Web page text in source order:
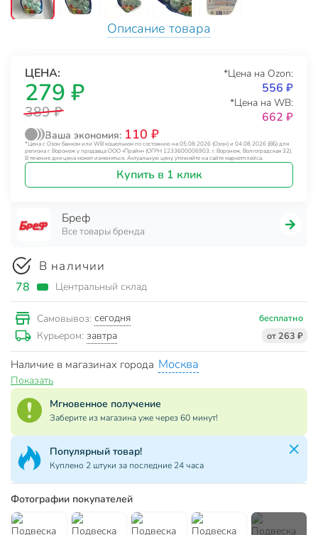
Описание товара
ЦЕНА:
279 ₽
389 ₽
*Цена на Ozon:
556 ₽
*Цена на WB:
662 ₽
Ваша экономия: 110 ₽
*Цена с Озон банком или WB кошельком по состоянию на 05.08.2026 (Озон) и 04.08.2026 (ВБ) для
региона г. Воронеж у продавца ООО «Прайм» (ОГРН 1233600006903, г. Воронеж, Волгоградская 32).
В течение дня цена может изменяться. Актуальную цену уточняйте на сайте маркетплейса.
Купить в 1 клик
Бреф
Все товары бренда
В наличии
78 Центральный склад
Самовывоз: сегодня бесплатно
Курьером: завтра от 263 ₽
Наличие в магазинах города Москва
Показать
Мгновенное получение
Заберите из магазина уже через 60 минут!
Популярный товар!
Куплено 2 штуки за последние 24 часа
Фотографии покупателей